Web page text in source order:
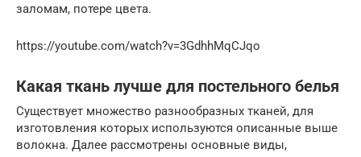
заломам, потере цвета.
https://youtube.com/watch?v=3GdhhMqCJqo
Какая ткань лучше для постельного белья
Существует множество разнообразных тканей, для
изготовления которых используются описанные выше
волокна. Далее рассмотрены основные виды,